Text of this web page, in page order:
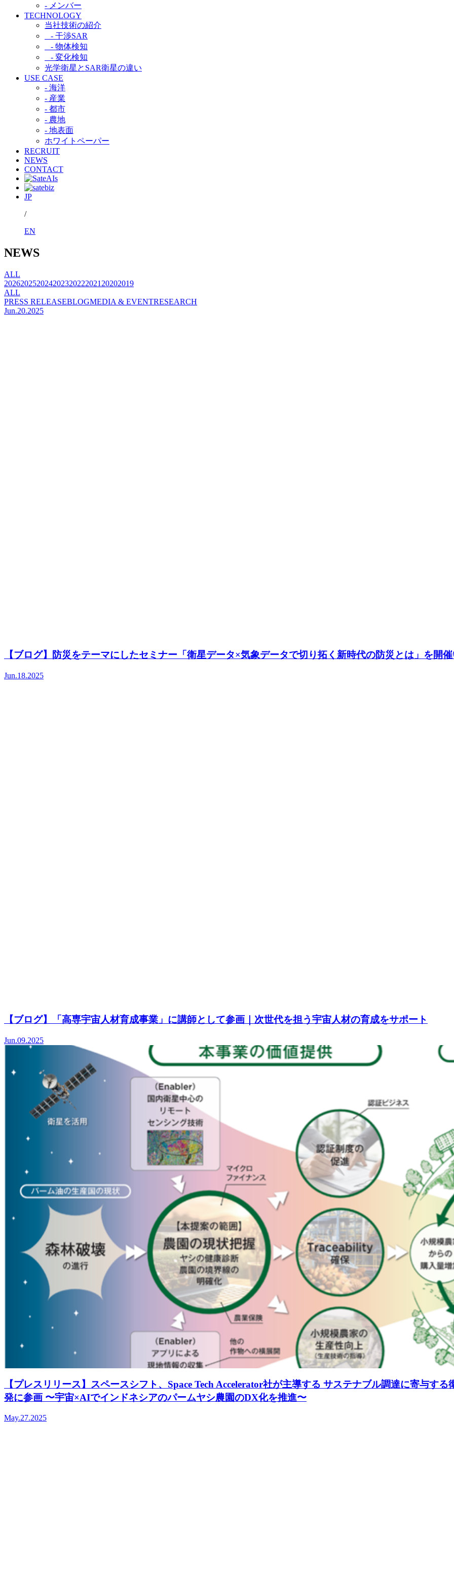
- メンバー
TECHNOLOGY
当社技術の紹介​
- 干渉SAR​
- 物体検知​
- 変化検知​
光学衛星とSAR衛星の違い​
USE CASE
- 海洋
- 産業
- 都市​
- 農地
- 地表面
ホワイトペーパー
RECRUIT
NEWS
CONTACT
JP
/
EN
NEWS
ALL
202620252024202320222021 20202019
ALL
PRESS RELEASEBLOGMEDIA & EVENTRESEARCH
Jun.20.2025
【ブログ】防災をテーマにしたセミナー「衛星データ×気象データで切り拓く新時代の防災とは」を開
Jun.18.2025
【ブログ】「高専宇宙人材育成事業」に講師として参画｜次世代を担う宇宙人材の育成をサポート
Jun.09.2025
【プレスリリース】スペースシフト、Space Tech Accelerator社が主導する サステナブル調達に寄与す
発に参画 〜宇宙×AIでインドネシアのパームヤシ農園のDX化を推進〜
May.27.2025